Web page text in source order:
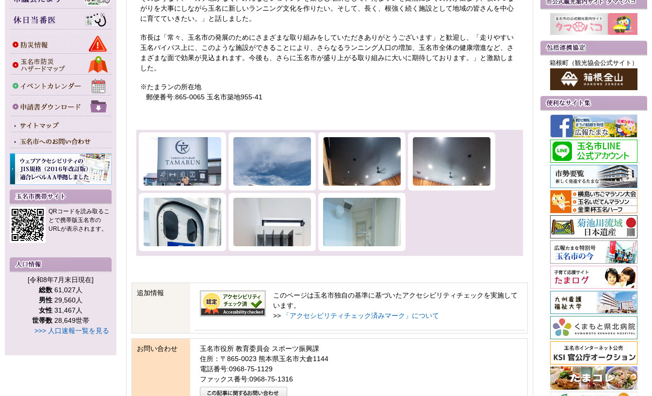
QRコードを読み取るこ
とで携帯版玉名市の
URLが表示されます。
[令和8年7月末日現在]
総数 61,027人
男性 29,560人
女性 31,467人
世帯数 28,649世帯
>>> 人口速報一覧を見る
がりを大事にしながら玉名に新しいランニング文化を作りたい。そして、長く、根強く続く施設として地域の皆さんを中心
に育てていきたい。」と話しました。
市長は「常々、玉名市の発展のためにさまざまな取り組みをしていただきありがとうございます」と歓迎し、「走りやすい
玉名バイパス上に、このような施設ができることにより、さらなるランニング人口の増加、玉名市全体の健康増進など、さ
まざまな面で効果が見込まれます。今後も、さらに玉名市が盛り上がる取り組みに大いに期待しております。」と激励しま
した。
※たまランの所在地
郵便番号:865-0065 玉名市築地955-41
追加情報
このページは玉名市独自の基準に基づいたアクセシビリティチェックを実施して
います。
>>
「アクセシビリティチェック済みマーク」について
お問い合わせ
玉名市役所 教育委員会 スポーツ振興課
住所：〒865-0023 熊本県玉名市大倉1144
電話番号:0968-75-1129
ファックス番号:0968-75-1316
箱根町（観光協会公式サイト）